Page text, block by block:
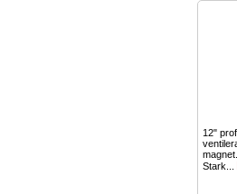
12"
Stark...